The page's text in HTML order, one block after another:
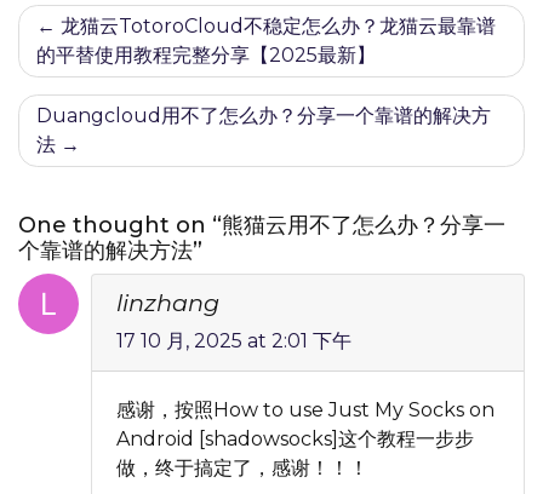
文
章
导
航
龙猫云TotoroCloud不稳定怎么办？龙猫云最靠谱
的平替使用教程完整分享【2025最新】
Duangcloud用不了怎么办？分享一个靠谱的解决方
法
One thought on “熊猫云用不了怎么办？分享一
个靠谱的解决方法”
linzhang
17 10 月, 2025 at 2:01 下午
感谢，按照How to use Just My Socks on
Android [shadowsocks]这个教程一步步
做，终于搞定了，感谢！！！